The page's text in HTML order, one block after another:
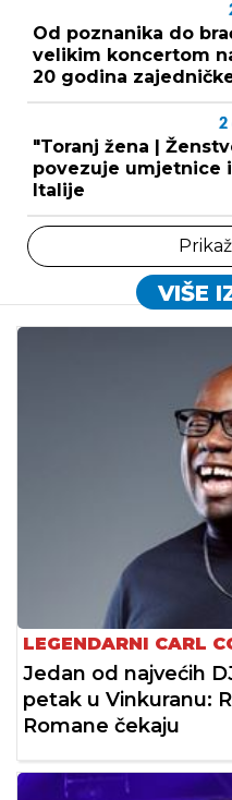
Od poznanika do
velikim koncertom
20 godina
2
"Toranj žena |
povezuje umjetnice
Italije
VIŠE
LEGENDARNI CARL
Jedan od najvećih
petak u Vinkuranu:
Romane čekaju